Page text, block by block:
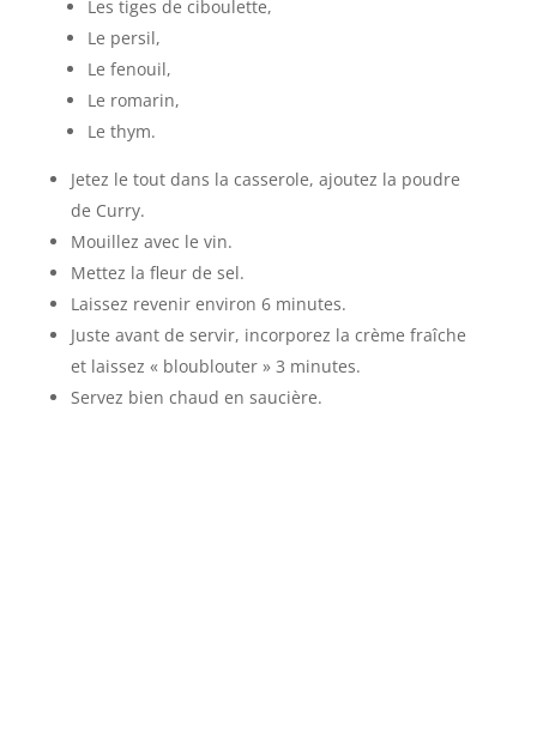
Les tiges de ciboulette,
Le persil,
Le fenouil,
Le romarin,
Le thym.
Jetez le tout dans la casserole, ajoutez la poudre
de Curry.
Mouillez avec le vin.
Mettez la fleur de sel.
Laissez revenir environ 6 minutes.
Juste avant de servir, incorporez la crème fraîche
et laissez « bloublouter » 3 minutes.
Servez bien chaud en saucière.